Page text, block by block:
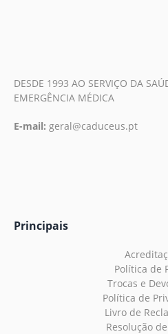
DESDE 1993 AO SERVIÇO DA
EMERGÊNCIA MÉDICA
E-mail: geral@caduceus.pt
Principais
Política de
Trocas e
Política de
Livro de
Resolução